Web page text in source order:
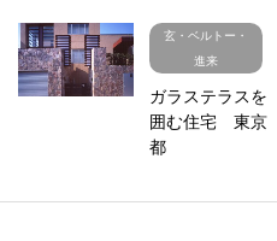
玄・ベルトー・
進来
ガラステラスを
囲む住宅 東京
都